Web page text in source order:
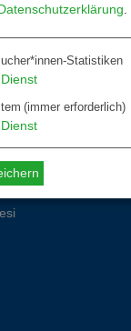
Statistiken
Dienst
(immer erforderlich)
Dienst